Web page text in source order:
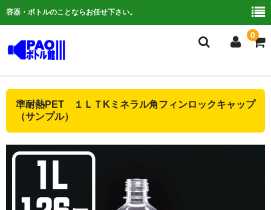
容器・ボトルのことならお任せ下さい。
0
ご利用ガイド
よくある質問
お問い合わせ
準耐熱PET １ＬＴKミネラル角フィンロックキャップ
（サンプル）